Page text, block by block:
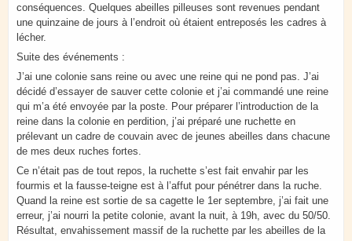
conséquences. Quelques abeilles pilleuses sont revenues pendant
une quinzaine de jours à l’endroit où étaient entreposés les cadres à
lécher.
Suite des événements :
J’ai une colonie sans reine ou avec une reine qui ne pond pas. J’ai
décidé d’essayer de sauver cette colonie et j’ai commandé une reine
qui m’a été envoyée par la poste. Pour préparer l’introduction de la
reine dans la colonie en perdition, j’ai préparé une ruchette en
prélevant un cadre de couvain avec de jeunes abeilles dans chacune
de mes deux ruches fortes.
Ce n’était pas de tout repos, la ruchette s’est fait envahir par les
fourmis et la fausse-teigne est à l’affut pour pénétrer dans la ruche.
Quand la reine est sortie de sa cagette le 1er septembre, j’ai fait une
erreur, j’ai nourri la petite colonie, avant la nuit, à 19h, avec du 50/50.
Résultat, envahissement massif de la ruchette par les abeilles de la